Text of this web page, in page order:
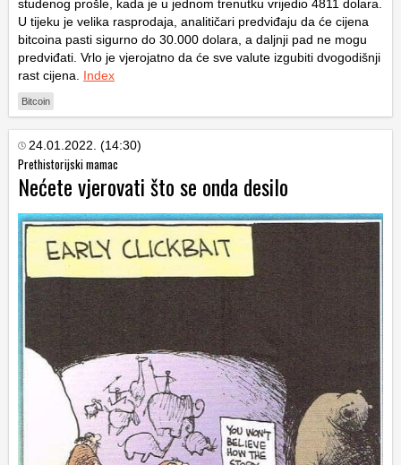
studenog prošle, kada je u jednom trenutku vrijedio 4811 dolara.
U tijeku je velika rasprodaja, analitičari predviđaju da će cijena
bitcoina pasti sigurno do 30.000 dolara, a daljnji pad ne mogu
predviđati. Vrlo je vjerojatno da će sve valute izgubiti dvogodišnji
rast cijena. Index
Bitcoin
24.01.2022. (14:30)
Prethistorijski mamac
Nećete vjerovati što se onda desilo